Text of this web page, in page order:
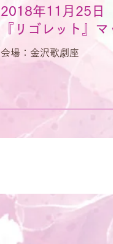
2018年11月25日
『リゴレット』
会場：金沢歌劇座